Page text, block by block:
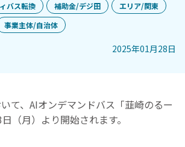
バス転換
補助金/デジ田
エリア/関東
事業主体/自治体
2025年01月28日
て、AIオンデマンドバス「韮崎のるー
（月）より開始されます。